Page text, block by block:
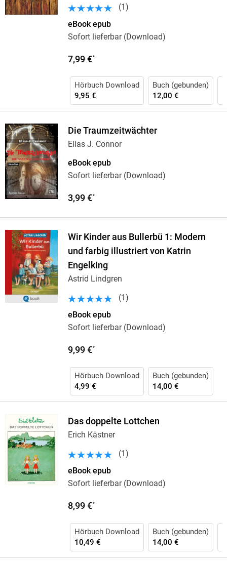
(1 )
eBook epub
Sofort lieferbar (Download)
7,99 €*
Hörbuch Download
9,95 €
Buch (gebunden)
12,00 €
Die Traumzeitwächter
Elias J. Connor
eBook epub
Sofort lieferbar (Download)
3,99 €*
Wir Kinder aus Bullerbü 1: Modern
und farbig illustriert von Katrin
Engelking
Astrid Lindgren
(1 )
eBook epub
Sofort lieferbar (Download)
9,99 €*
Hörbuch Download
4,99 €
Buch (gebunden)
14,00 €
Das doppelte Lottchen
Erich Kästner
(1 )
eBook epub
Sofort lieferbar (Download)
8,99 €*
Hörbuch Download
10,49 €
Buch (gebunden)
14,00 €